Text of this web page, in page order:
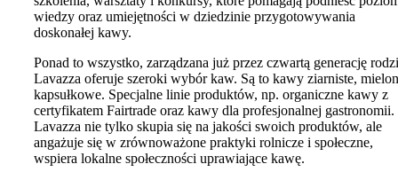
wiedzy oraz umiejętności w dziedzinie przygotowywania
doskonałej kawy.
Ponad to wszystko, zarządzana już przez czwartą generację
Lavazza oferuje szeroki wybór kaw. Są to kawy ziarniste,
kapsułkowe. Specjalne linie produktów, np. organiczne kawy z
certyfikatem Fairtrade oraz kawy dla profesjonalnej gastronomii.
Lavazza nie tylko skupia się na jakości swoich produktów, ale
angażuje się w zrównoważone praktyki rolnicze i społeczne,
wspiera lokalne społeczności uprawiające kawę.